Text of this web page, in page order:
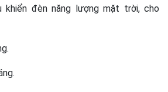
đèn năng lượng mặt trời, cho